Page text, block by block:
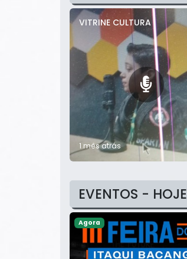
VITRINE CULTURA
1 mês atrás
EVENTOS - HOJE
Agora